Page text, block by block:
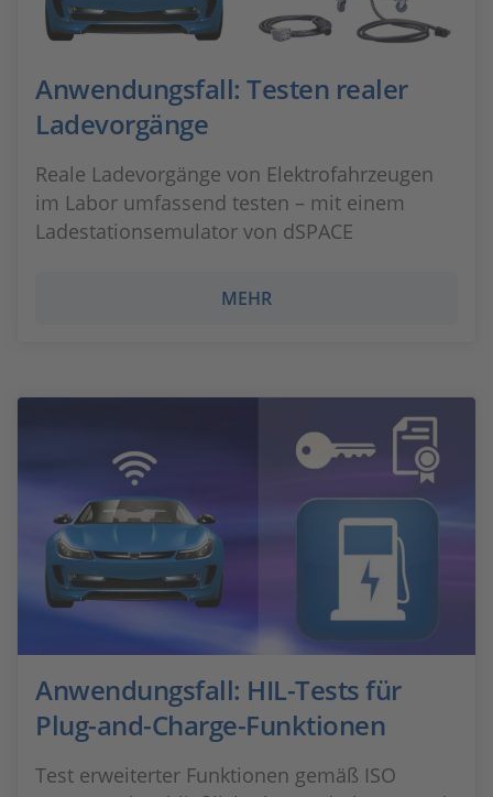
Anwendungsfall: Testen realer
Ladevorgänge
Reale Ladevorgänge von Elektrofahrzeugen
im Labor umfassend testen – mit einem
Ladestationsemulator von dSPACE
MEHR
Anwendungsfall: HIL-Tests für
Plug-and-Charge-Funktionen
Test erweiterter Funktionen gemäß ISO